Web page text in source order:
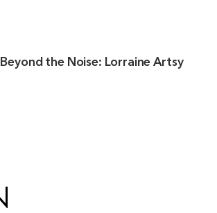
Beyond the Noise: Lorraine Artsy